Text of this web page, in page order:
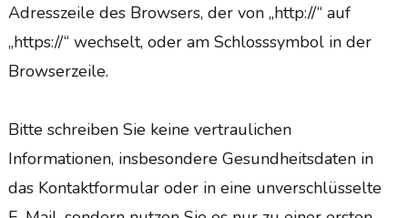
Adresszeile des Browsers, der von „http://“ auf
„https://“ wechselt, oder am Schlosssymbol in der
Browserzeile.
Bitte schreiben Sie keine vertraulichen
Informationen, insbesondere Gesundheitsdaten in
das Kontaktformular oder in eine unverschlüsselte